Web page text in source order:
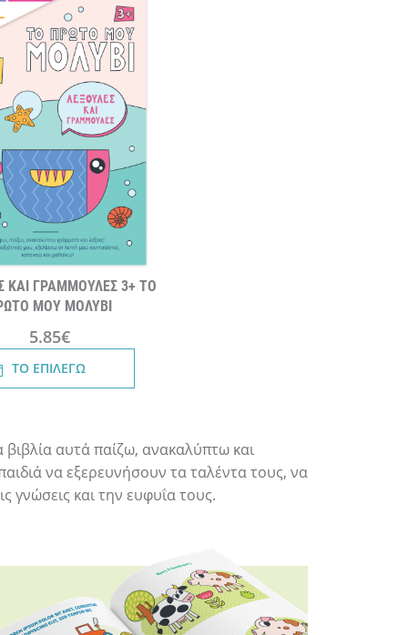
ΚΑΙ ΓΡΑΜΜΟΥΛΕΣ 3+ ΤΟ
ΜΟΥ ΜΟΛΥΒΙ
5.85€
ΤΟ ΕΠΙΛΕΓΩ
αυτά παίζω, ανακαλύπτω και
να εξερευνήσουν τα ταλέντα τους, να
γνώσεις και την ευφυΐα τους.